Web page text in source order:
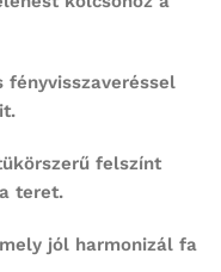
fényvisszaveréssel
felszínt
teret.
jól harmonizál fa